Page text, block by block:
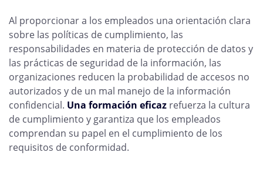
Al proporcionar a los empleados una orientación clara
sobre las políticas de cumplimiento, las
responsabilidades en materia de protección de datos y
las prácticas de seguridad de la información, las
organizaciones reducen la probabilidad de accesos no
autorizados y de un mal manejo de la información
confidencial. Una formación eficaz refuerza la cultura
de cumplimiento y garantiza que los empleados
comprendan su papel en el cumplimiento de los
requisitos de conformidad.